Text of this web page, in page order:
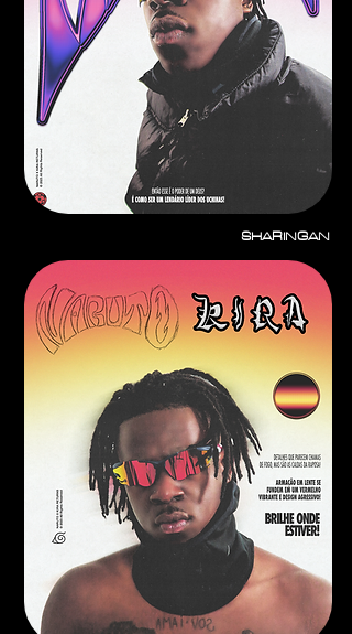
SHARINGAN